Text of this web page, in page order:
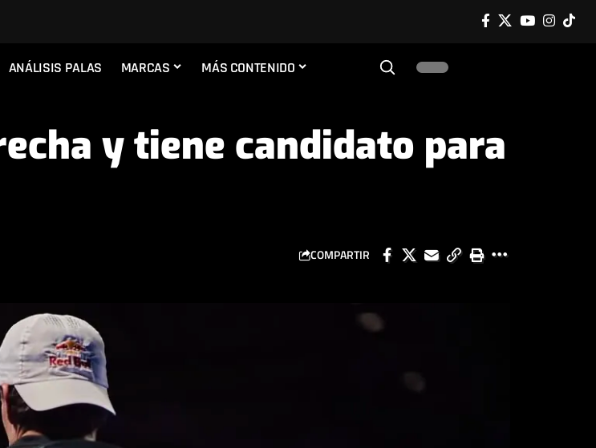
ANÁLISIS PALAS MARCAS MÁS CONTENIDO
y tiene candidato para
COMPARTIR